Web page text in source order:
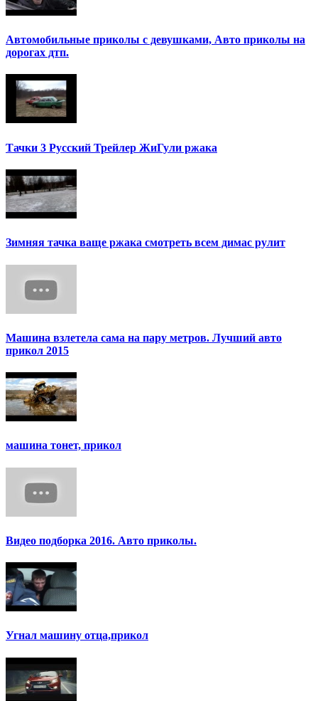
Автомобильные приколы с девушками, Авто приколы на
дорогах дтп.
Тачки 3 Русский Трейлер ЖиГули ржака
Зимняя тачка ваще ржака смотреть всем димас рулит
Машина взлетела сама на пару метров. Лучший авто
прикол 2015
машина тонет, прикол
Видео подборка 2016. Авто приколы.
Угнал машину отца,прикол